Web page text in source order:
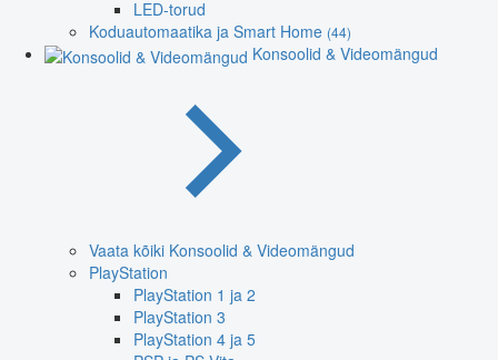
LED-torud
Koduautomaatika ja Smart Home (44)
Konsoolid & Videomängud
Vaata kõiki Konsoolid & Videomängud
PlayStation
PlayStation 1 ja 2
PlayStation 3
PlayStation 4 ja 5